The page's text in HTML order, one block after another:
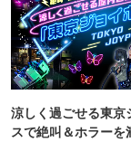
涼しく過ごせる東京
スで絶叫＆ホラーを